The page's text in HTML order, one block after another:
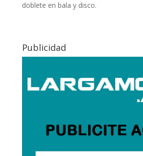
doblete en bala y disco.
Publicidad